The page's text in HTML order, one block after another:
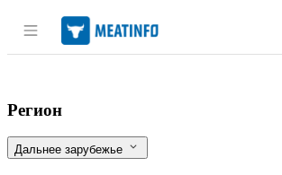
Раздел навигации по
Приостановит ли Китай
Фильтры
Регион
Дальнее зарубежье